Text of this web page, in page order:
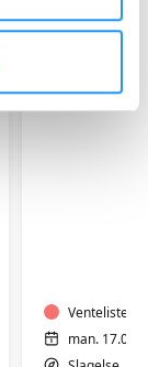
personer
med
Venteliste
man.